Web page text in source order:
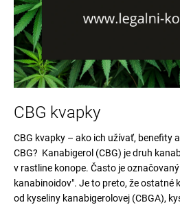
v
CBG kvapky
CBG kvapky – ako ich užívať, benefity
CBG? Kanabigerol (CBG) je druh
v rastline konope. Často je
kanabinoidov". Je to preto, že ostatné
od kyseliny kanabigerolovej (CBGA),
á
j
s
ť
?
HĽADAŤ